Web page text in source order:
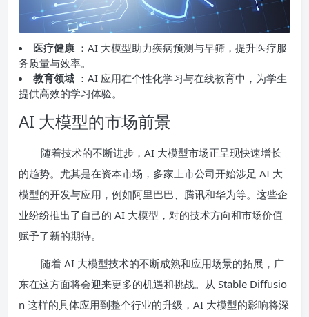
医疗健康 ：AI 大模型助力疾病预测与早筛，提升医疗服
务质量与效率。
教育领域 ：AI 应用在个性化学习与在线教育中，为学生
提供高效的学习体验。
AI 大模型的市场前景
随着技术的不断进步，AI 大模型市场正呈现快速增长
的趋势。尤其是在资本市场，多家上市公司开始涉足 AI 大
模型的开发与应用，例如阿里巴巴、腾讯和华为等。这些企
业纷纷推出了自己的 AI 大模型，对的技术方向和市场价值
赋予了新的期待。
随着 AI 大模型技术的不断成熟和应用场景的拓展，广
东在这方面将会迎来更多的机遇和挑战。从 Stable Diffusio
n 这样的具体应用到整个行业的升级，AI 大模型的影响将深